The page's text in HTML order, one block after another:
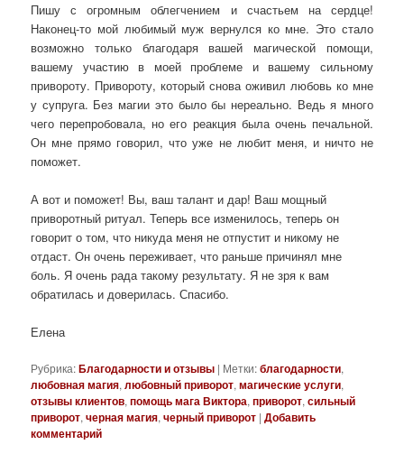
Пишу с огромным облегчением и счастьем на сердце!
Наконец-то мой любимый муж вернулся ко мне. Это стало
возможно только благодаря вашей магической помощи,
вашему участию в моей проблеме и вашему сильному
привороту. Привороту, который снова оживил любовь ко мне
у супруга. Без магии это было бы нереально. Ведь я много
чего перепробовала, но его реакция была очень печальной.
Он мне прямо говорил, что уже не любит меня, и ничто не
поможет.
А вот и поможет! Вы, ваш талант и дар! Ваш мощный
приворотный ритуал. Теперь все изменилось, теперь он
говорит о том, что никуда меня не отпустит и никому не
отдаст. Он очень переживает, что раньше причинял мне
боль. Я очень рада такому результату. Я не зря к вам
обратилась и доверилась. Спасибо.
Елена
Рубрика:Благодарности и отзывы | Метки:благодарности,
любовная магия,любовный приворот,магические услуги,
отзывы клиентов,помощь мага Виктора,приворот,сильный
приворот,черная магия,черный приворот |Добавить
комментарий